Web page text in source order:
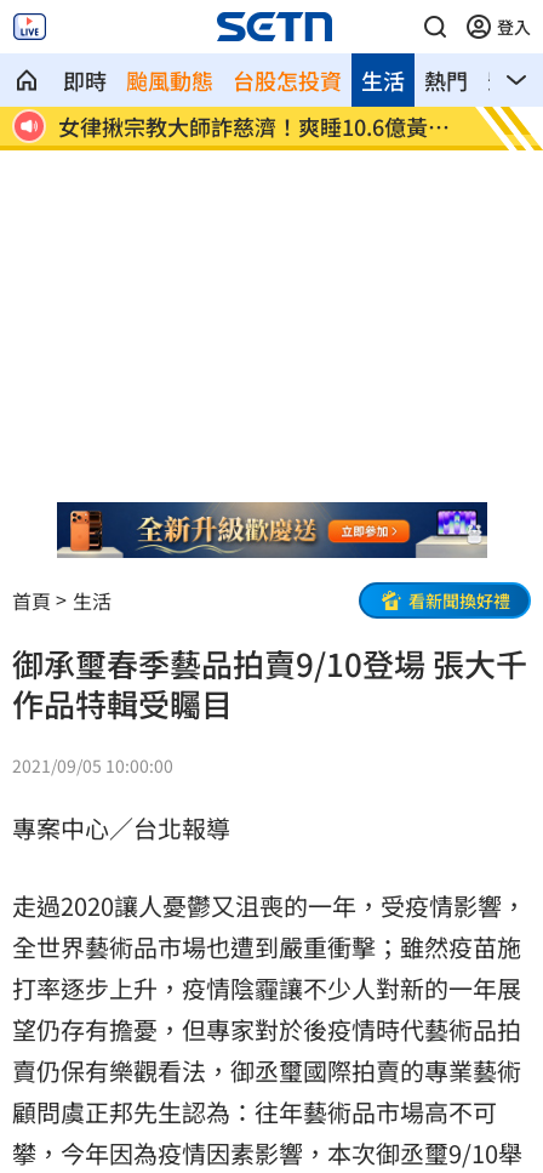
登入
即時 颱風動態 台股怎投資 熱門 影音
生活
驟
女律揪宗教大師詐慈濟！爽睡10.6億黃金
堆
台男
首頁 生活 看新聞換好禮
御承璽春季藝品拍賣9/10登場 張大千
作品特輯受矚目
2021/09/05 10:00:00
專案中心／台北報導
走過2020讓人憂鬱又沮喪的一年，受疫情影響，
全世界藝術品市場也遭到嚴重衝擊；雖然疫苗施
打率逐步上升，疫情陰霾讓不少人對新的一年展
望仍存有擔憂，但專家對於後疫情時代藝術品拍
賣仍保有樂觀看法，御丞璽國際拍賣的專業藝術
顧問虞正邦先生認為：往年藝術品市場高不可
攀，今年因為疫情因素影響，本次御丞璽9/10舉